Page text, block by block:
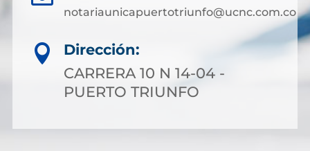
notariaunicapuertotriunfo@ucnc.com.co

Dirección:
CARRERA 10 N 14-04 -
PUERTO TRIUNFO